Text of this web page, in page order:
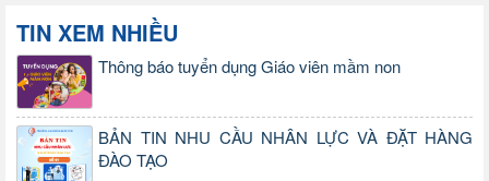
TIN XEM NHIỀU
Thông báo tuyển dụng Giáo viên mầm non
BẢN TIN NHU CẦU NHÂN LỰC VÀ ĐẶT HÀNG
ĐÀO TẠO